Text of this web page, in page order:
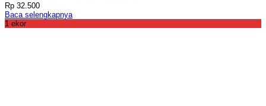
Rp 32.500
Baca selengkapnya
1 ekor